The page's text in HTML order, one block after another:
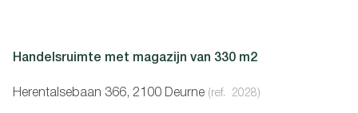
Handelsruimte met magazijn van 330 m2
Herentalsebaan 366, 2100 Deurne (ref. 2028)